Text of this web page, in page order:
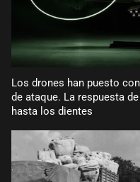
Los drones han puesto
de ataque. La respuesta
hasta los dientes